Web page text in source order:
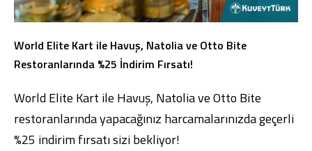
World Elite Kart ile Havuş, Natolia ve Otto Bite
Restoranlarında %25 İndirim Fırsatı!
World Elite Kart ile Havuş, Natolia ve Otto Bite
restoranlarında yapacağınız harcamalarınızda geçerli
%25 indirim fırsatı sizi bekliyor!